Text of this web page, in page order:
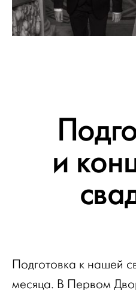
и
Подготовка к нашей
месяца. В Первом